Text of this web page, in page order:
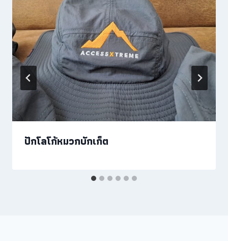
ปักโลโก้หมวกบักเก็ต